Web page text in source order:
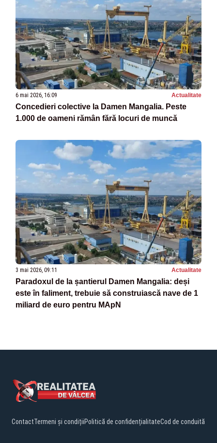
6 mai 2026, 16:09 Actualitate
Concedieri colective la Damen Mangalia. Peste
1.000 de oameni rămân fără locuri de muncă
3 mai 2026, 09:11 Actualitate
Paradoxul de la șantierul Damen Mangalia: deși
este în faliment, trebuie să construiască nave de 1
miliard de euro pentru MApN
ContactTermeni și condițiiPolitică de confidențialitateCod de conduită